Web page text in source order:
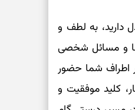
دارید، به لطف و
و مسائل شخصی
اطراف شما حضور
کلید موفقیت و